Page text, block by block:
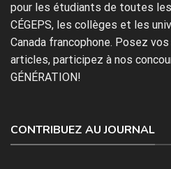
pour les étudiants de toutes
CÉGEPS, les collèges et les
Canada francophone. Posez
articles, participez à nos
GÉNÉRATION!
CONTRIBUEZ AU JOURNAL